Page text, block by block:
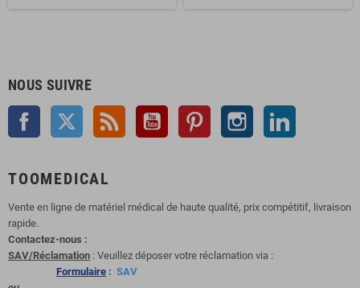
NOUS SUIVRE
Facebook Twitter Rss YouTube Pinterest Instagram
TOOMEDICAL
Vente en ligne de matériel médical de haute qualité, prix compétitif, livraison
rapide.
Contactez-nous :
SAV/Réclamation : Veuillez déposer votre réclamation via :
Formulaire : SAV